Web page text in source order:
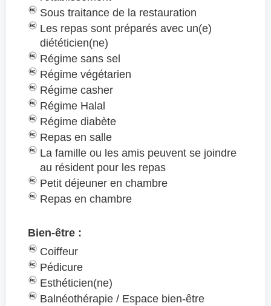
Sous traitance de la restauration
Les repas sont préparés avec un(e)
diététicien(ne)
Régime sans sel
Régime végétarien
Régime casher
Régime Halal
Régime diabète
Repas en salle
La famille ou les amis peuvent se joindre
au résident pour les repas
Petit déjeuner en chambre
Repas en chambre
Bien-être :
Coiffeur
Pédicure
Esthéticien(ne)
Balnéothérapie / Espace bien-être